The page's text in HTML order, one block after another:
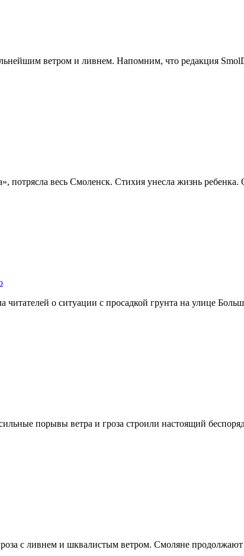
ветром и ливнем. Напомним, что редакция
потрясла весь Смоленск. Стихия унесла жизнь
о ситуации с просадкой грунта на улице
порывы ветра и гроза строили настоящий
с ливнем и шквалистым ветром. Смоляне